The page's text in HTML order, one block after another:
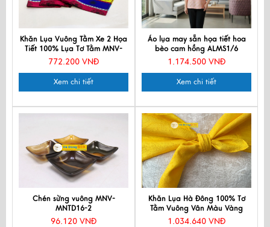
Khăn Lụa Vuông Tằm Xe 2 Họa
Tiết 100% Lụa Tơ Tằm MNV-
KLLS5252-14
772.200 VNĐ
Xem chi tiết
Áo lụa may sẵn họa tiết hoa
bèo cam hồng ALMS1/6
1.174.500 VNĐ
Xem chi tiết
Chén sừng vuông MNV-
MNTD16-2
96.120 VNĐ
Khăn Lụa Hà Đông 100% Tơ
Tằm Vuông Vân Màu Vàng
MNV-KLTA8282-12
1.034.640 VNĐ